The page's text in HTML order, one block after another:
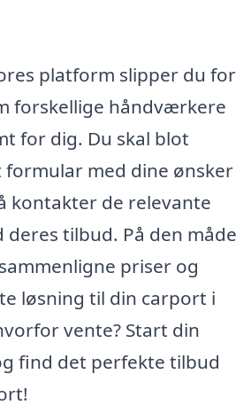
platform slipper du for
forskellige håndværkere
for dig. Du skal blot
med dine ønsker
kontakter de relevante
tilbud. På den måde
priser og
løsning til din carport i
vente? Start din
find det perfekte tilbud